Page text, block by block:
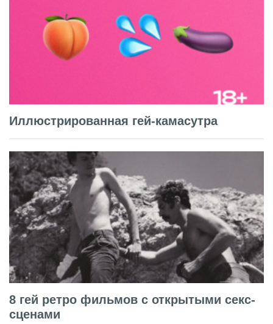
Иллюстрированная гей-камасутра
8 гей ретро фильмов с открытыми секс-
сценами